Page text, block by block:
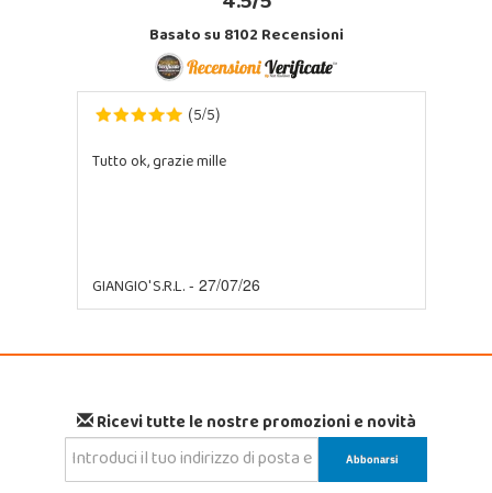
Basato su 8102 Recensioni
(5/5)
Tutto ok, grazie mille
GIANGIO' S.R.L.- 27/07/26
Ricevi tutte le nostre promozioni e novità